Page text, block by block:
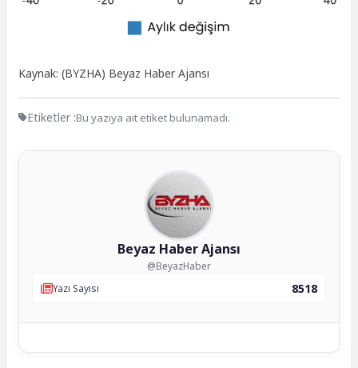
Kaynak: (BYZHA) Beyaz Haber Ajansı
Etiketler :Bu yazıya ait etiket bulunamadı.
Beyaz Haber Ajansı
@BeyazHaber
Yazı Sayısı
8518